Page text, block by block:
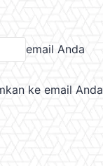
email Anda
ke email